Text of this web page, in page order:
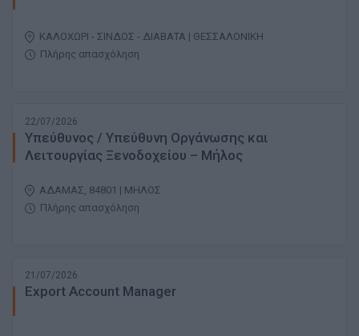
ΚΑΛΟΧΩΡΙ - ΣΙΝΔΟΣ - ΔΙΑΒΑΤΑ | ΘΕΣΣΑΛΟΝΙΚΗ
Πλήρης απασχόληση
22/07/2026
Υπεύθυνος / Υπεύθυνη Οργάνωσης και
Λειτουργίας Ξενοδοχείου – Μήλος
ΑΔΑΜΑΣ, 84801 | ΜΗΛΟΣ
Πλήρης απασχόληση
21/07/2026
Export Account Manager